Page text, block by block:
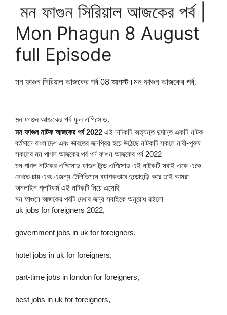
মন ফাগুন সিরিয়াল আজকের পর্ব |
Mon Phagun 8 August
full Episode
মন ফাগুন সিরিয়াল আজকের পর্ব08 আগস্ট।মন ফাগুন আজকের পর্ব,
মন ফাগুন আজকের পর্ব ফুল এপিসোড,
মনফাগুননাটক আজকের পর্ব 2022 এই নাটকটি অত্যন্ত দুর্দান্ত একটি নাটক
বর্তমানে বাংলাদেশ এবং ভারতের জনপ্রিয় হয়ে উঠেছে নাটকটি সকলে নারী-পুরুষ
সকলের মন পাগল আজকের পর্ব পর্ন ফাগুন আজকের পর্ব 2022
মন পাগল নাটকের এপিসোড ফাগুন টুডে এপিসোড এই নাটকটি সবাই একে একে
দেখতে চায় এবং এজন্য টেলিভিশনে ব্যাপকভাবে হুড়োহুড়ি করে তাই আমরা
অনলাইন প্লাটফর্ম এই নাটকটি নিয়ে এসেছি
মন ফাগুনে আজকের পর্বটি দেখার জন্য সবাইকে অনুরোধ রইলো
uk jobs for foreigners 2022,
government jobs in uk for foreigners,
hotel jobs in uk for foreigners,
part-time jobs in london for foreigners,
best jobs in uk for foreigners,